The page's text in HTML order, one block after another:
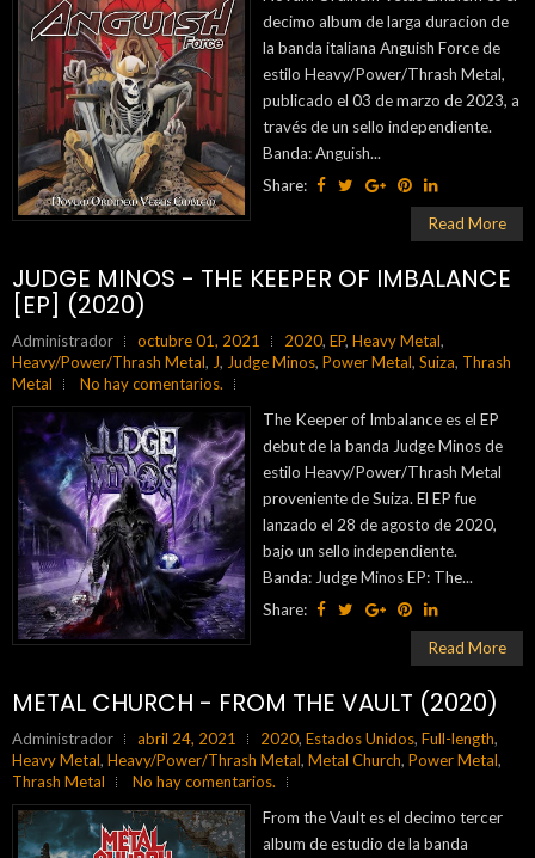
decimo album de larga duracion de
la banda italiana Anguish Force de
estilo Heavy/Power/Thrash Metal,
publicado el 03 de marzo de 2023, a
través de un sello independiente.
Banda: Anguish...
Share:
Read More
JUDGE MINOS - THE KEEPER OF IMBALANCE
[EP] (2020)
Administrador octubre 01, 2021 2020, EP, Heavy Metal,
Heavy/Power/Thrash Metal, J, Judge Minos, Power Metal, Suiza, Thrash
Metal
No hay comentarios.
The Keeper of Imbalance es el EP
debut de la banda Judge Minos de
estilo Heavy/Power/Thrash Metal
proveniente de Suiza. El EP fue
lanzado el 28 de agosto de 2020,
bajo un sello independiente.
Banda: Judge Minos EP: The...
Share:
Read More
METAL CHURCH - FROM THE VAULT (2020)
Administrador abril 24, 2021 2020, Estados Unidos, Full-length,
Heavy Metal, Heavy/Power/Thrash Metal, Metal Church, Power Metal,
Thrash Metal
No hay comentarios.
From the Vault es el decimo tercer
album de estudio de la banda